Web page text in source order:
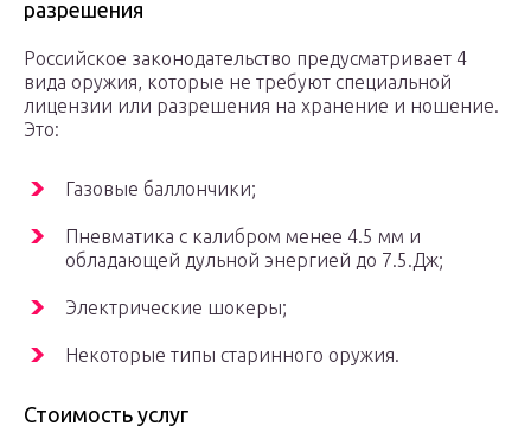
разрешения
Российское законодательство предусматривает 4
вида оружия, которые не требуют специальной
лицензии или разрешения на хранение и ношение.
Это:
Газовые баллончики;
Пневматика с калибром менее 4.5 мм и
обладающей дульной энергией до 7.5.Дж;
Электрические шокеры;
Некоторые типы старинного оружия.
Стоимость услуг